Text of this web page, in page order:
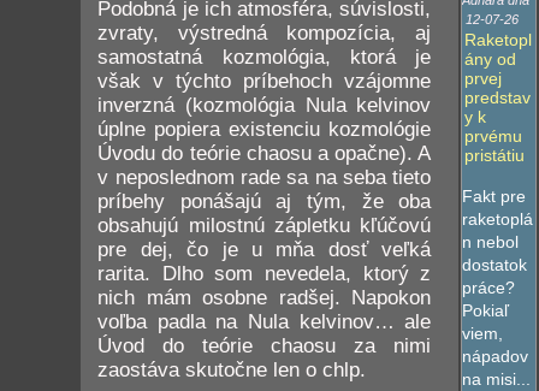
Podobná je ich atmosféra, súvislosti,
zvraty, výstredná kompozícia, aj
samostatná kozmológia, ktorá je
však v týchto príbehoch vzájomne
inverzná (kozmológia Nula kelvinov
úplne popiera existenciu kozmológie
Úvodu do teórie chaosu a opačne). A
v neposlednom rade sa na seba tieto
príbehy ponášajú aj tým, že oba
obsahujú milostnú zápletku kľúčovú
pre dej, čo je u mňa dosť veľká
rarita. Dlho som nevedela, ktorý z
nich mám osobne radšej. Napokon
voľba padla na Nula kelvinov… ale
Úvod do teórie chaosu za nimi
zaostáva skutočne len o chlp.
12-07-26
Raketopl
ány od
prvej
predstav
y k
prvému
pristátiu
Fakt pre
raketoplá
n nebol
dostatok
práce?
Pokiaľ
viem,
nápadov
na misi...